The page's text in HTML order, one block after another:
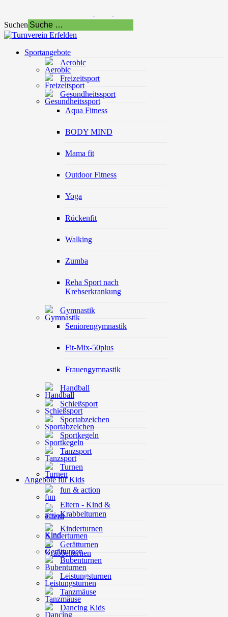
Suchen
Sportangebote
Aerobic
Freizeitsport
Gesundheitssport
Aqua Fitness
BODY MIND
Mama fit
Outdoor Fitness
Yoga
Rückenfit
Walking
Zumba
Reha Sport nach
Krebserkrankung
Gymnastik
Seniorengymnastik
Fit-Mix-50plus
Frauengymnastik
Handball
Schießsport
Sportabzeichen
Sportkegeln
Tanzsport
Turnen
Angebote für Kids
fun & action
Eltern - Kind &
Krabbelturnen
Kinderturnen
Gerätturnen
Bubenturnen
Leistungsturnen
Tanzmäuse
Dancing Kids